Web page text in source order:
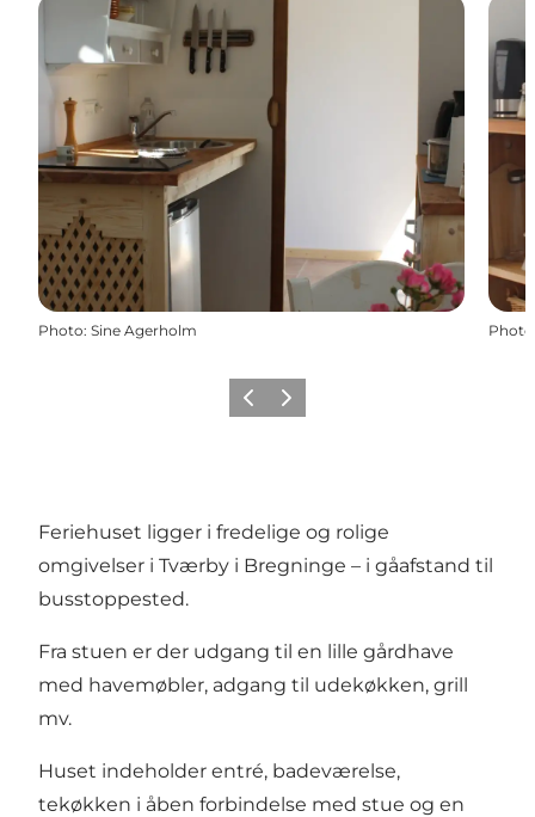
Photo: Sine Agerholm Photo
Previous
Next
Feriehuset ligger i fredelige og rolige
omgivelser i Tværby i Bregninge – i gåafstand til
busstoppested.
Fra stuen er der udgang til en lille gårdhave
med havemøbler, adgang til udekøkken, grill
mv.
Huset indeholder entré, badeværelse,
tekøkken i åben forbindelse med stue og en